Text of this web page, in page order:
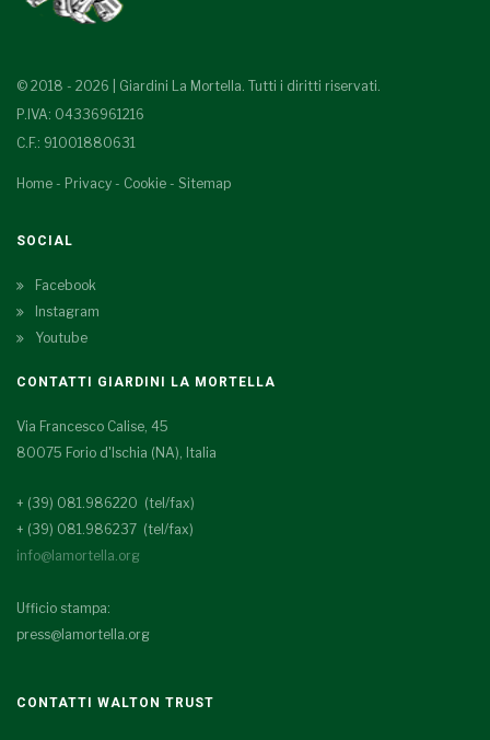
© 2018 - 2026 | Giardini La Mortella. Tutti i diritti riservati.
P.IVA: 04336961216
C.F.: 91001880631
Home - Privacy - Cookie - Sitemap
SOCIAL
Facebook
Instagram
Youtube
CONTATTI GIARDINI LA MORTELLA
Via Francesco Calise, 45
80075 Forio d'Ischia (NA), Italia
+ (39) 081.986220 (tel/fax)
+ (39) 081.986237 (tel/fax)
info@lamortella.org
Ufficio stampa:
press@lamortella.org
CONTATTI WALTON TRUST